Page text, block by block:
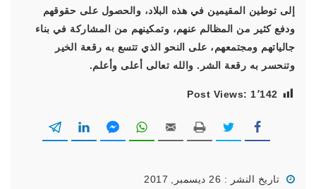
إلى توطين المقيمين في هذه البلاد، والحصول على حقوقهم
ودفع كثير من المظالم عنهم، وتمكينهم من المشاركة في بناء
جالياتهم ومجتمعهم، على النحو الذي تتسع به رقعة الخير
وتنحسر به رقعة الشر. والله تعالى أعلى وأعلم.
Post Views: 1٬142
تاريخ النشر : 26 ديسمبر, 2017